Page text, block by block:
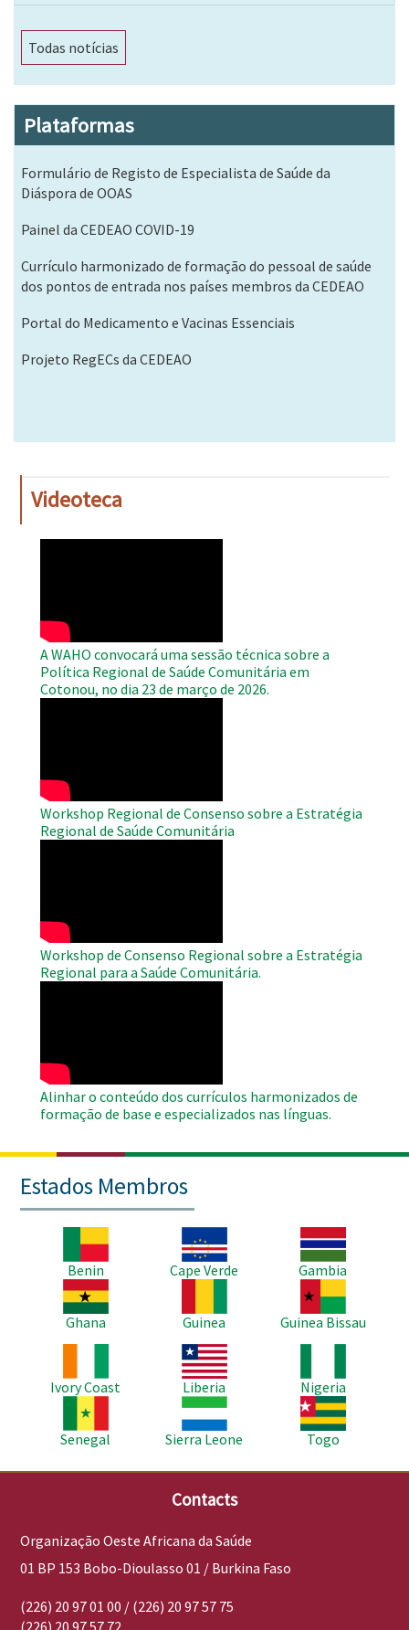
Todas notícias
Plataformas
Formulário de Registo de Especialista de Saúde da
Diáspora de OOAS
Painel da CEDEAO COVID-19
Currículo harmonizado de formação do pessoal de saúde
dos pontos de entrada nos países membros da CEDEAO
Portal do Medicamento e Vacinas Essenciais
Projeto RegECs da CEDEAO
Videoteca
A WAHO convocará uma sessão técnica sobre a
Política Regional de Saúde Comunitária em
Cotonou, no dia 23 de março de 2026.
Workshop Regional de Consenso sobre a Estratégia
Regional de Saúde Comunitária
Workshop de Consenso Regional sobre a Estratégia
Regional para a Saúde Comunitária.
Alinhar o conteúdo dos currículos harmonizados de
formação de base e especializados nas línguas.
Estados Membros
Benin
Imagem
Cape Verde
Imagem
Gambia
Imagem
Ghana
Guinea
Imagem
Guinea Bissau
Ivory Coast
Imagem
Liberia
Nigeria
Imagem
Senegal
Imagem
Sierra Leone
Imagem
Togo
Contacts
Organização Oeste Africana da Saúde
01 BP 153 Bobo-Dioulasso 01 / Burkina Faso
(226) 20 97 01 00 / (226) 20 97 57 75